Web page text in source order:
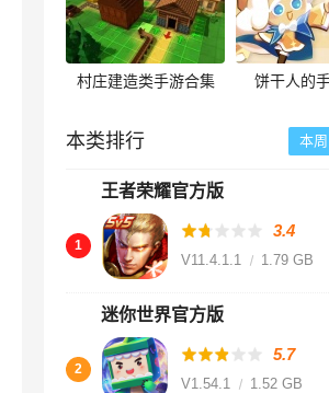
村庄建造类手游合集 饼干人的
本类排行 本周
王者荣耀官方版
1
3.4
V11.4.1.1 1.79 GB
迷你世界官方版
2
5.7
V1.54.1 1.52 GB